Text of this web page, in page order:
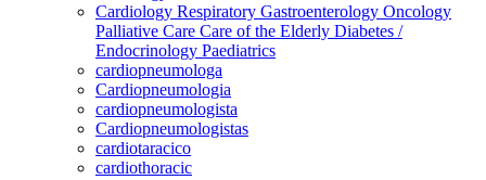
Cardiology Respiratory Gastroenterology Oncology
Palliative Care Care of the Elderly Diabetes /
Endocrinology Paediatrics
cardiopneumologa
Cardiopneumologia
cardiopneumologista
Cardiopneumologistas
cardiotaracico
cardiothoracic